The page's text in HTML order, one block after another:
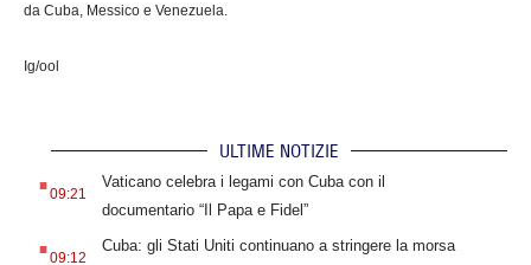
da Cuba, Messico e Venezuela.
Ig/ool
ULTIME NOTIZIE
.09:21
Vaticano celebra i legami con Cuba con il
documentario “Il Papa e Fidel”
.09:12
Cuba: gli Stati Uniti continuano a stringere la morsa